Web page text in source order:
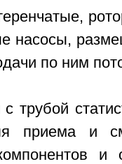
насосы,
по ним
трубой
приема и
и